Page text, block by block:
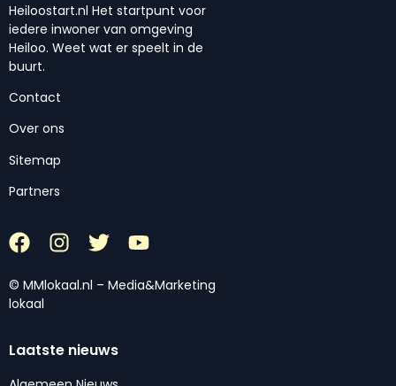
Heiloostart.nl Het startpunt voor
iedere inwoner van omgeving
Heiloo. Weet wat er speelt in de
buurt.
Contact
Over ons
Sitemap
Partners
© MMlokaal.nl – Media&Marketing
lokaal
Laatste nieuws